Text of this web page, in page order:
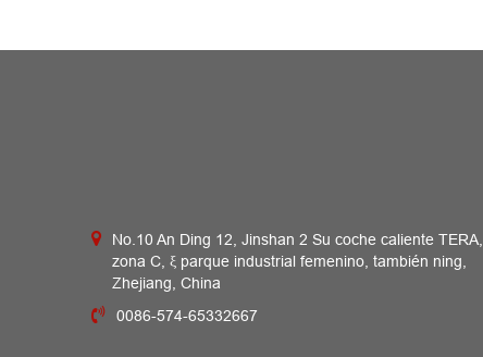
No.10 An Ding 12, Jinshan 2 Su coche caliente TERA,
zona C, ξ parque industrial femenino, también ning,
Zhejiang, China
0086-574-65332667